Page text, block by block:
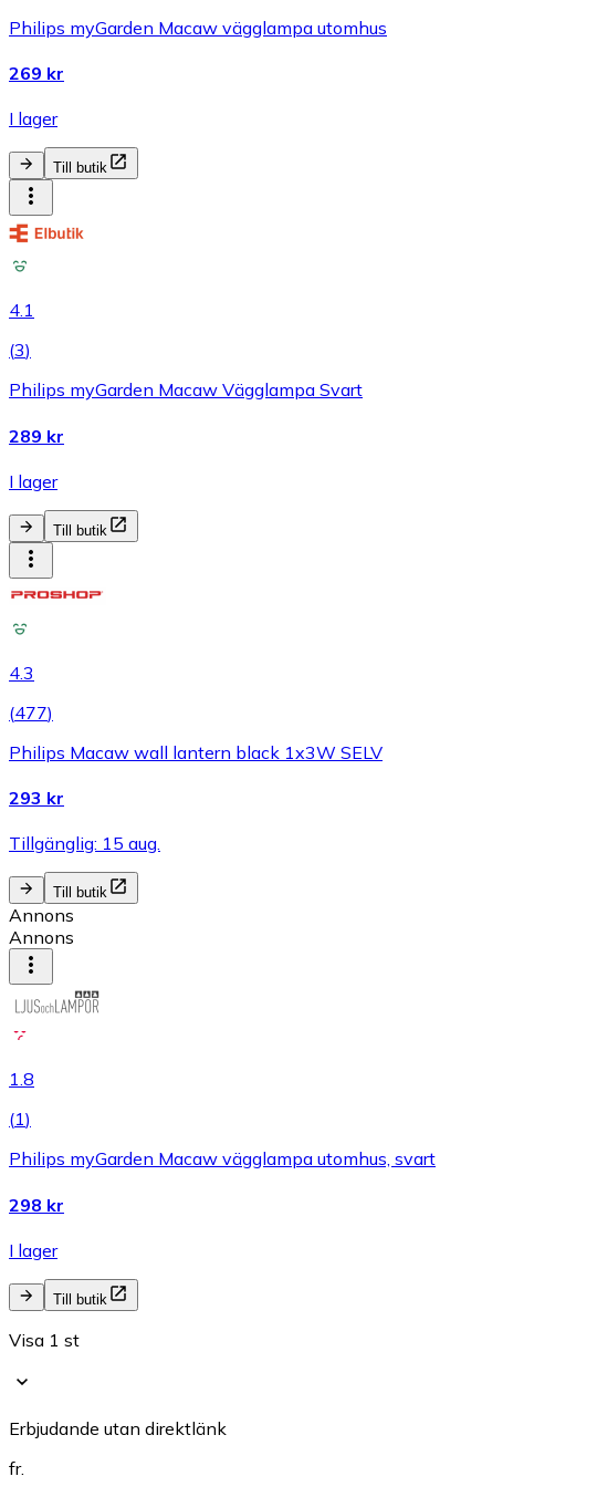
Philips myGarden Macaw vägglampa utomhus
269 kr
I lager
Till butik
4.1
(3)
Philips myGarden Macaw Vägglampa Svart
289 kr
I lager
Till butik
4.3
(477)
Philips Macaw wall lantern black 1x3W SELV
293 kr
Tillgänglig: 15 aug.
Till butik
Annons
Annons
1.8
(1)
Philips myGarden Macaw vägglampa utomhus, svart
298 kr
I lager
Till butik
Visa 1 st
Erbjudande utan direktlänk
fr.